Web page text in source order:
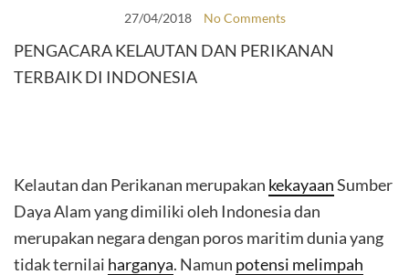
27/04/2018 No Comments
PENGACARA KELAUTAN DAN PERIKANAN
TERBAIK DI INDONESIA
Kelautan dan Perikanan merupakan kekayaanSumber
Daya Alam yang dimiliki oleh Indonesia dan
merupakan negara dengan poros maritim dunia yang
tidak ternilai harganya. Namun potensi melimpah